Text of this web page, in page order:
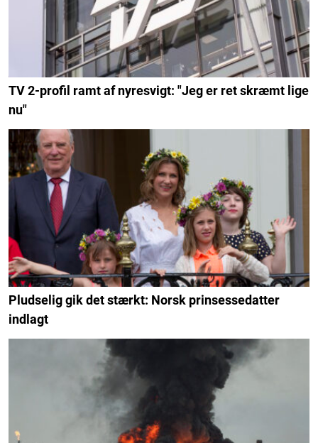
TV 2-profil ramt af nyresvigt: "Jeg er ret skræmt lige
nu"
Pludselig gik det stærkt: Norsk prinsessedatter
indlagt